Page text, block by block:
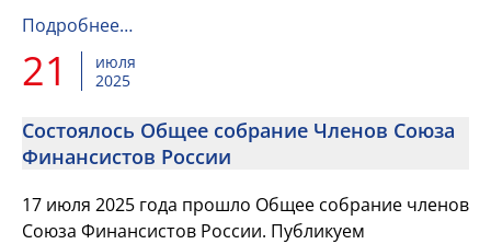
Подробнее…
21
июля
2025
Состоялось Общее собрание Членов Союза
Финансистов России
17 июля 2025 года прошло Общее собрание членов
Союза Финансистов России. Публикуем